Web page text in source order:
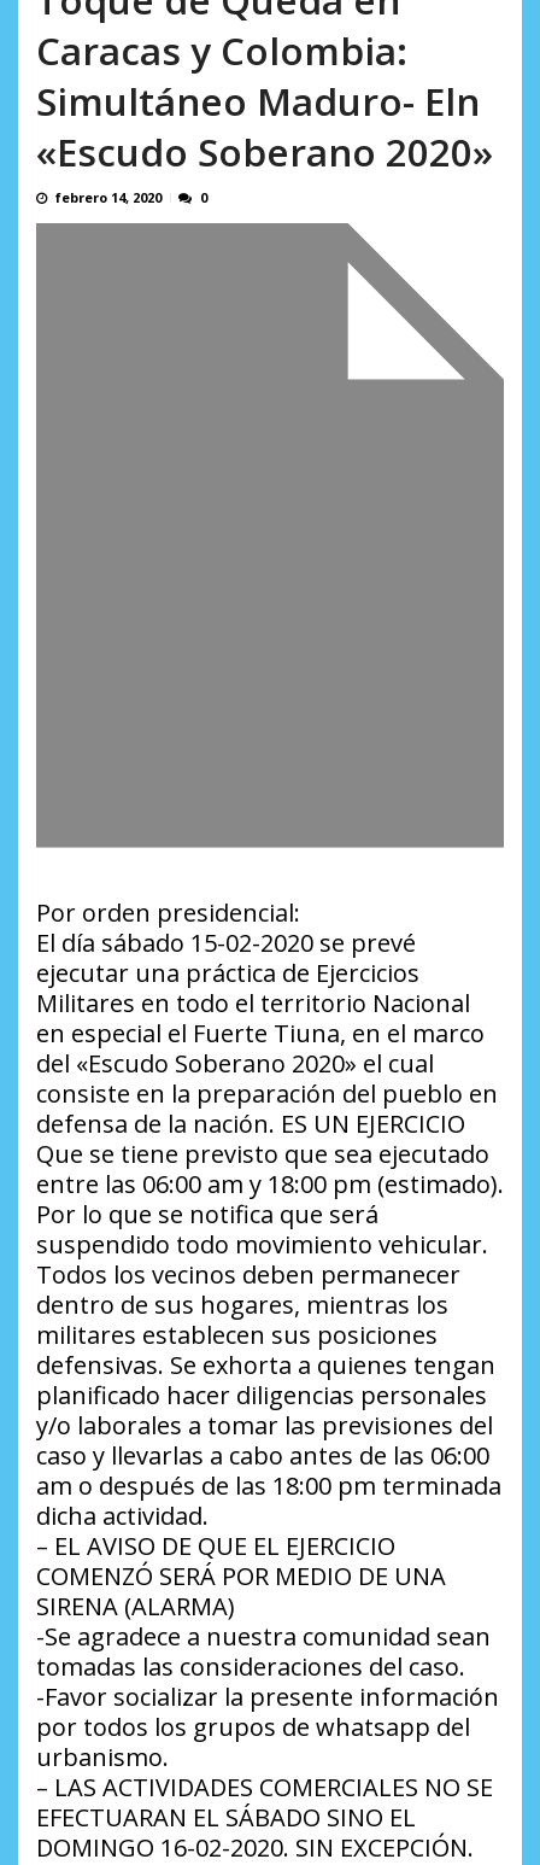
Caracas y Colombia:
Simultáneo Maduro- Eln
«Escudo Soberano 2020»
febrero 14, 2020 0
Por orden presidencial:
El día sábado 15-02-2020 se prevé
ejecutar una práctica de Ejercicios
Militares en todo el territorio Nacional
en especial el Fuerte Tiuna, en el marco
del «Escudo Soberano 2020» el cual
consiste en la preparación del pueblo en
defensa de la nación. ES UN EJERCICIO
Que se tiene previsto que sea ejecutado
entre las 06:00 am y 18:00 pm (estimado).
Por lo que se notifica que será
suspendido todo movimiento vehicular.
Todos los vecinos deben permanecer
dentro de sus hogares, mientras los
militares establecen sus posiciones
defensivas. Se exhorta a quienes tengan
planificado hacer diligencias personales
y/o laborales a tomar las previsiones del
caso y llevarlas a cabo antes de las 06:00
am o después de las 18:00 pm terminada
dicha actividad.
– EL AVISO DE QUE EL EJERCICIO
COMENZÓ SERÁ POR MEDIO DE UNA
SIRENA (ALARMA)
-Se agradece a nuestra comunidad sean
tomadas las consideraciones del caso.
-Favor socializar la presente información
por todos los grupos de whatsapp del
urbanismo.
– LAS ACTIVIDADES COMERCIALES NO SE
EFECTUARAN EL SÁBADO SINO EL
DOMINGO 16-02-2020. SIN EXCEPCIÓN.